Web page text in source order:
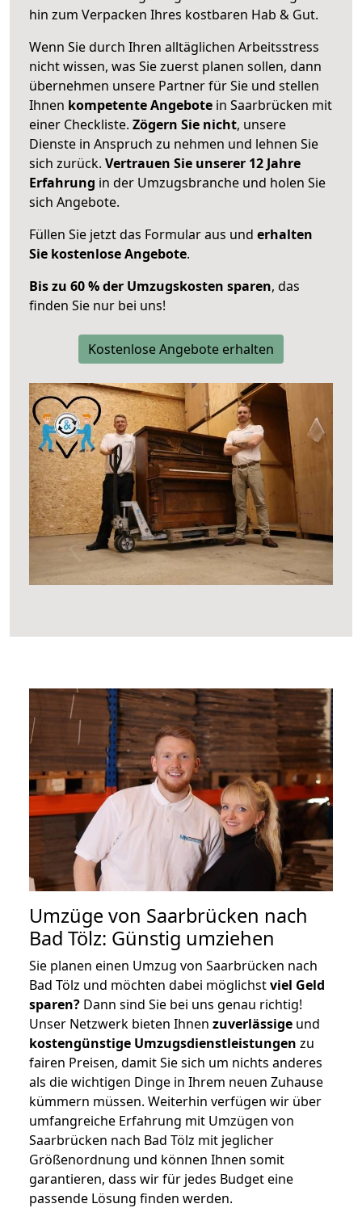
hin zum Verpacken Ihres kostbaren Hab & Gut.
Wenn Sie durch Ihren alltäglichen Arbeitsstress
nicht wissen, was Sie zuerst planen sollen, dann
übernehmen unsere Partner für Sie und stellen
Ihnen kompetente Angebote in Saarbrücken mit
einer Checkliste. Zögern Sie nicht, unsere
Dienste in Anspruch zu nehmen und lehnen Sie
sich zurück. Vertrauen Sie unserer 12 Jahre
Erfahrung in der Umzugsbranche und holen Sie
sich Angebote.
Füllen Sie jetzt das Formular aus und erhalten
Sie kostenlose Angebote.
Bis zu 60 % der Umzugskosten sparen, das
finden Sie nur bei uns!
Kostenlose Angebote erhalten
Umzüge von Saarbrücken nach
Bad Tölz: Günstig umziehen
Sie planen einen Umzug von Saarbrücken nach
Bad Tölz und möchten dabei möglichstviel Geld
sparen? Dann sind Sie bei uns genau richtig!
Unser Netzwerk bieten Ihnen zuverlässige und
kostengünstige Umzugsdienstleistungen zu
fairen Preisen, damit Sie sich um nichts anderes
als die wichtigen Dinge in Ihrem neuen Zuhause
kümmern müssen. Weiterhin verfügen wir über
umfangreiche Erfahrung mit Umzügen von
Saarbrücken nach Bad Tölz mit jeglicher
Größenordnung und können Ihnen somit
garantieren, dass wir für jedes Budget eine
passende Lösung finden werden.